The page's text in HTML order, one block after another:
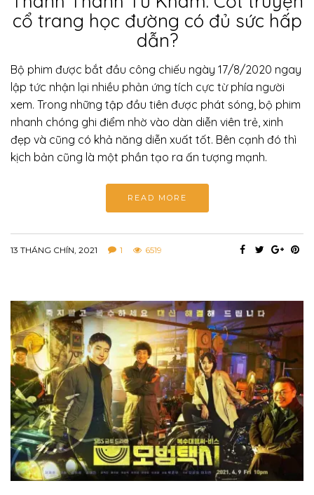
cổ trang học đường có đủ sức hấp
dẫn?
Bộ phim được bắt đầu công chiếu ngày 17/8/2020 ngay
lập tức nhận lại nhiều phản ứng tích cực từ phía người
xem. Trong những tập đầu tiên được phát sóng, bộ phim
nhanh chóng ghi điểm nhờ vào dàn diễn viên trẻ, xinh
đẹp và cũng có khả năng diễn xuất tốt. Bên cạnh đó thì
kịch bản cũng là một phần tạo ra ấn tượng mạnh.
READ MORE
13 THÁNG CHÍN, 2021 1 6519